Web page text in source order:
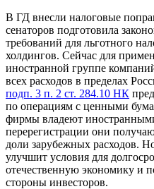
В ГД внесли налоговые
сенаторов подготовила
требований для льготного
холдингов. Сейчас для
иностранной группе
всех расходов в пределах
подп. 3 п. 2 ст. 284.10 НК
по операциям с ценными
фирмы владеют
перерегистрации они
доли зарубежных расходов.
улучшит условия для
отечественную экономику и
стороны инвесторов.